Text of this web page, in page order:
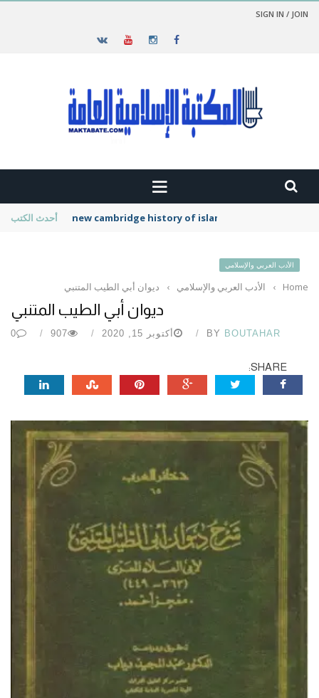
SIGN IN / JOIN
أحدث الكتب new cambridge history of islam
الأدب العربي والإسلامي
Home
› الأدب العربي والإسلامي › ديوان أبي الطيب المتنبي
ديوان أبي الطيب المتنبي
BY BOUTAHAR أكتوبر 15, 2020 907
0
SHARE: